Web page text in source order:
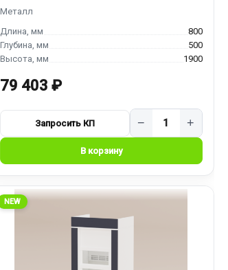
800
500
1900
79 403 ₽
− +
NEW